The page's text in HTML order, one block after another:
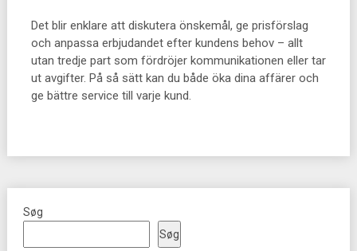
Det blir enklare att diskutera önskemål, ge prisförslag
och anpassa erbjudandet efter kundens behov – allt
utan tredje part som fördröjer kommunikationen eller tar
ut avgifter. På så sätt kan du både öka dina affärer och
ge bättre service till varje kund.
Søg
Søg